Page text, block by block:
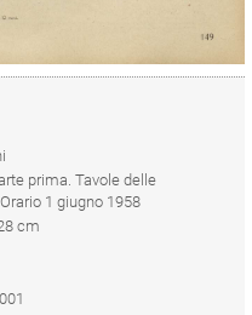
prima. Tavole delle
1 giugno 1958
cm